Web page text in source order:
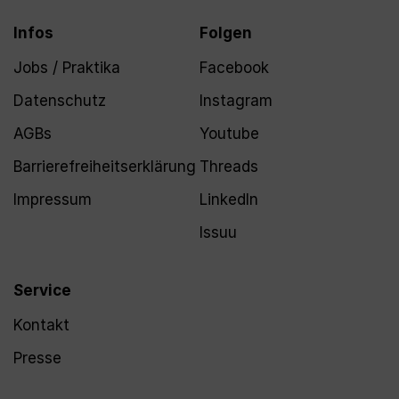
Infos
Jobs / Praktika
Datenschutz
AGBs
Barrierefreiheitserklärung
Impressum
Service
Kontakt
Presse
Folgen
Facebook
Instagram
Youtube
Threads
LinkedIn
Issuu